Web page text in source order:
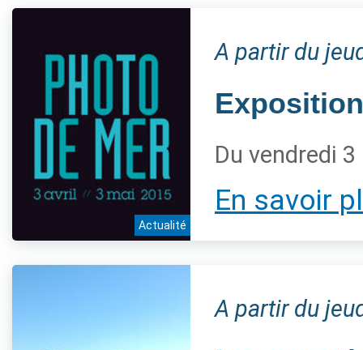
Actualité
A partir du
Du vendredi
En savoir
A partir du